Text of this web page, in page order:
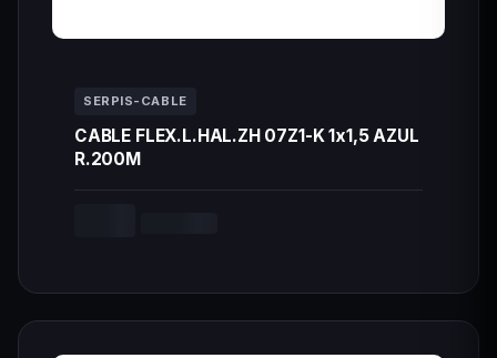
SERPIS-CABLE
CABLE FLEX.L.HAL.ZH 07Z1-K 1x1,5 AZUL
R.200M